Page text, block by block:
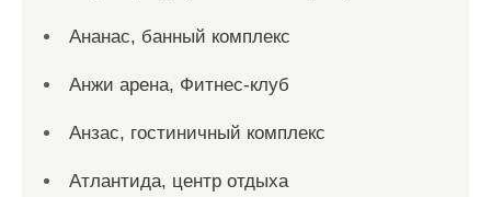
Ананас, банный комплекс
Анжи арена, Фитнес-клуб
Анзас, гостиничный комплекс
Атлантида, центр отдыха